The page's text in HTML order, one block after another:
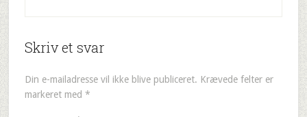
Skriv et svar
Din e-mailadresse vil ikke blive publiceret. Krævede felter er
markeret med *